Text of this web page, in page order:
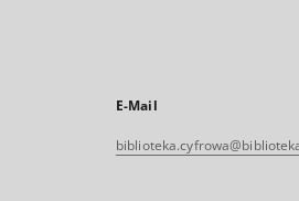
E-Mail